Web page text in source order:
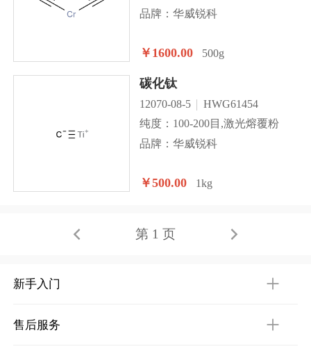
品牌：华威锐科
￥1600.00 500g
碳化钛
12070-08-5
HWG61454
纯度：100-200目,激光熔覆粉
品牌：华威锐科
￥500.00 1kg
第 1 页
新手入门
售后服务